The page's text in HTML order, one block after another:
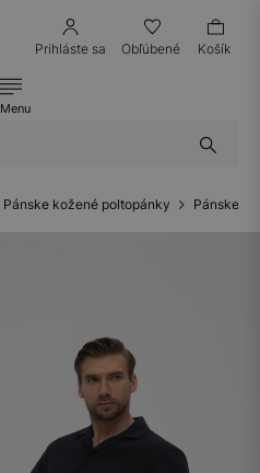
Prihláste sa Obľúbené Košík
Menu
Pánske kožené poltopánky Pánske